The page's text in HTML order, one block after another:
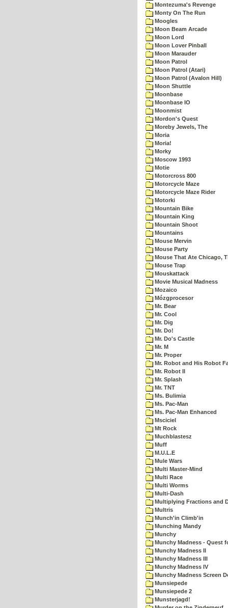
Montezuma's Revenge
Monty On The Run
Moogles
Moon Beam Arcade
Moon Lord
Moon Lover Pinball
Moon Marauder
Moon Patrol
Moon Patrol (Atari)
Moon Patrol (Avalon Hill)
Moon Shuttle
Moonbase
Moonbase IO
Moonmist
Mordon's Quest
Moreby Jewels, The
Moria
Moria!
Morky
Moscow 1993
Motie
Motorcross 800
Motorcycle Maze
Motorcycle Maze Rider
Motorki
Mountain Bike
Mountain King
Mountain Shoot
Mountains
Mouse Mervin
Mouse Party
Mouse That Ate Chicago,
Mouse Trap
Mouskattack
Movie Musical Madness
Mozaico
Mózgprocesor
Mr. Bear
Mr. Cool
Mr. Dig
Mr. Do!
Mr. Do's Castle
Mr. M
Mr. Proper
Mr. Robot and His Robot
Mr. Robot II
Mr. Splash
Mr. TNT
Ms. Bulimia
Ms. Pac-Man
Ms. Pac-Man Enhanced
Msciciel
Mt Rock
Muchblastesz
Muff
M.U.L.E
Mule Wars
Multi Master-Mind
Multi Race
Multi Worms
Multi-Dash
Multiplying Fractions and
Multris
Munch'in Climb'in
Munching Mandy
Munchy
Munchy Madness - Quest
Munchy Madness II
Munchy Madness III
Munchy Madness IV
Munchy Madness Screen
Munsiepede
Munsiepede 2
Munsterjagd!